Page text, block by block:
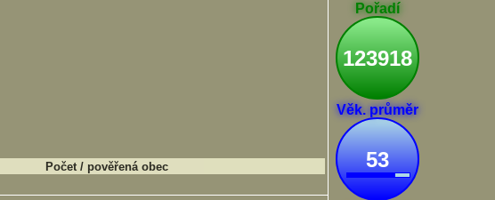
Pořadí
123918
Věk. průměr
53
Počet / pověřená obec